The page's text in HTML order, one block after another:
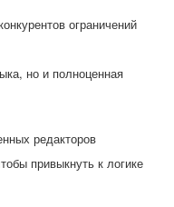
ограничений
но и полноценная
редакторов
привыкнуть к логике